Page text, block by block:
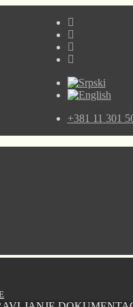
+381 11 301